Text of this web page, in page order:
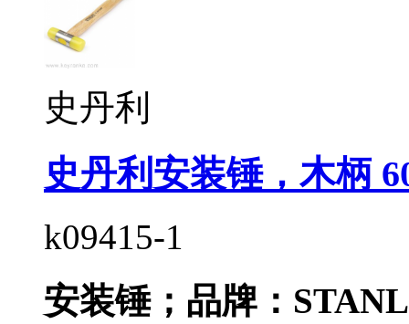
史丹利
史丹利安装锤，木柄
k09415-1
安装锤；品牌：